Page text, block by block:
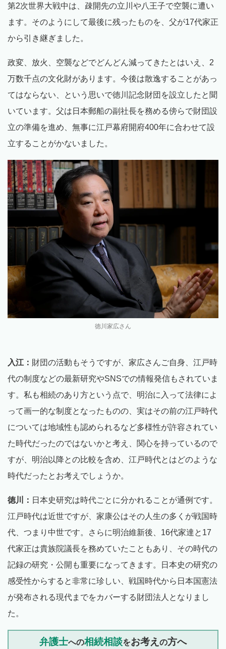
第2次世界大戦中は、疎開先の立川や八王子で空襲に遭い
ます。そのようにして最後に残ったものを、父が17代家正
から引き継ぎました。
政変、放火、空襲などでどんどん減ってきたとはいえ、2
万数千点の文化財があります。今後は散逸することがあっ
てはならない、という思いで徳川記念財団を設立したと聞
いています。父は日本郵船の副社長を務める傍らで財団設
立の準備を進め、無事に江戸幕府開府400年に合わせて設
立することがかないました。
徳川家広さん
入江： 財団の活動もそうですが、家広さんご自身、江戸時
代の制度などの最新研究やSNSでの情報発信もされていま
す。私も相続のあり方という点で、明治に入って法律によ
って画一的な制度となったものの、実はその前の江戸時代
については地域性も認められるなど多様性が許容されてい
た時代だったのではないかと考え、関心を持っているので
すが、明治以降との比較を含め、江戸時代とはどのような
時代だったとお考えでしょうか。
徳川： 日本史研究は時代ごとに分かれることが通例です。
江戸時代は近世ですが、家康公はその人生の多くが戦国時
代、つまり中世です。さらに明治維新後、16代家達と17
代家正は貴族院議長を務めていたこともあり、その時代の
記録の研究・公開も重要になってきます。日本史の研究の
感受性からすると非常に珍しい、戦国時代から日本国憲法
が発布される現代までをカバーする財団法人となりまし
た。
弁護士への相続相談をお考え の方へ